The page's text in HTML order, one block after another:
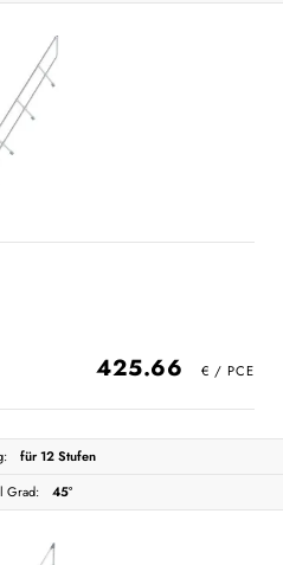
425.66
für 12 Stufen
Grad:
45°